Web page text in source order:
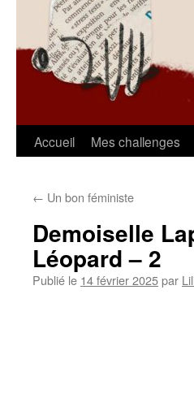
Aller
contenu
Accueil Mes challenges
← Un bon féministe
Demoiselle
Léopard – 2
Publié le 14 février 2025par